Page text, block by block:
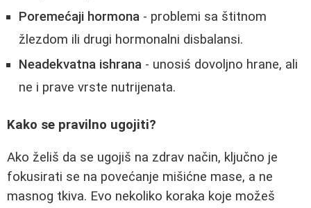
Poremećaji hormona - problemi sa štitnom
žlezdom ili drugi hormonalni disbalansi.
Neadekvatna ishrana - unosiś dovoljno hrane, ali
ne i prave vrste nutrijenata.
Kako se pravilno ugojiti?
Ako želiš da se ugojiš na zdrav način, ključno je
fokusirati se na povećanje mišićne mase, a ne
masnog tkiva. Evo nekoliko koraka koje možeš